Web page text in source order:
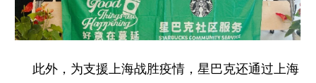
此外，为支援上海战胜疫情，星巴克还通过上海